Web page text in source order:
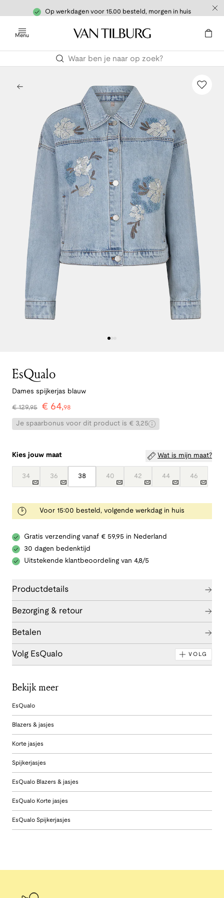
Op werkdagen voor 15.00 besteld, morgen in huis
Menu
EsQualo
Dames spijkerjas blauw
€129,95 € 64,98
Je spaarbonus voor dit product is € 3,25
Kies jouw maat Wat is mijn maat?
34 36 38 40 42 44 46
Voor 15:00 besteld, volgende werkdag in huis
Gratis verzending vanaf € 59,95 in Nederland
30 dagen bedenktijd
Uitstekende klantbeoordeling van 4,8/5
Productdetails
Bezorging & retour
Betalen
Volg EsQualo VOLG
Bekijk meer
EsQualo
Blazers & jasjes
Korte jasjes
Spijkerjasjes
EsQualo Blazers & jasjes
EsQualo Korte jasjes
EsQualo Spijkerjasjes